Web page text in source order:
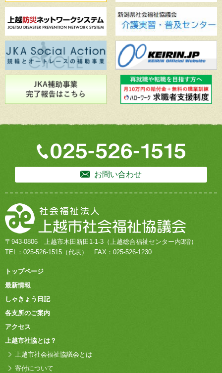
お問い合わせ
〒943-0806 上越市木田新田1-1-3 （上越総合福祉センター内3階）
TEL： 025-526-1515 （代表） FAX：025-526-1230
トップページ
最新情報
しゃきょう日記
各支所のご案内
アクセス
上越市社協とは？
上越市社会福祉協議会とは
寄付について